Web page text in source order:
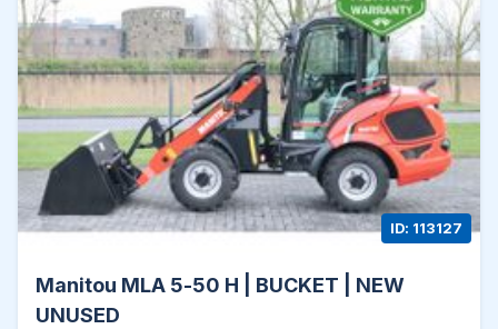
Manitou MLA 5-50 H | BUCKET | NEW
UNUSED
ID: 113127